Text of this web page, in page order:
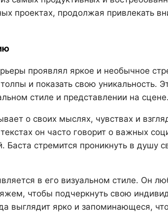
проектах, продолжая привлекать
проявлял яркое и необычное
и показать свою уникальность.
стиле и представлении на сцене.
о своих мыслях, чувствах и
он часто говорит о важных
Баста стремится проникнуть в душу
в его визуальном стиле. Он
чтобы подчеркнуть свою
выглядит ярко и запоминающеся,